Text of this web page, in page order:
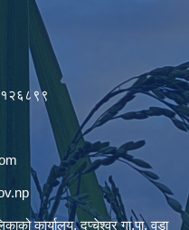
कार्यालय, दुप्चेश्वर गा.पा. वडा